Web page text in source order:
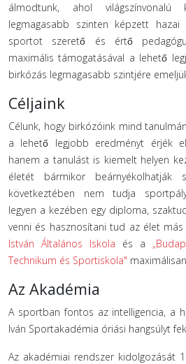
álmodtunk, ahol
legmagasabb szinten képzett
sportot szerető és értő
maximális támogatásával a lehető
birkózás legmagasabb szintjére
Céljaink
Célunk, hogy birkózóink mind
a lehető legjobb eredményt érjék
hanem a tanulást is kiemelt helyen
életét bármikor beárnyékolhatják
következtében nem tudja
legyen a kezében egy diploma,
venni és hasznosítani tud az élet
István Általános Iskola és a
Technikum és Sportiskola"
Az Akadémia
A sportban fontos az intelligencia, a
Iván Sportakadémia óriási hangsúlyt
Az akadémiai rendszer kidolgozását